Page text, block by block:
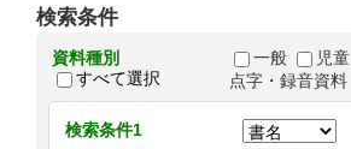
検索条件
資料種別
すべて選択
一般 児童
点字・録音資料
検索条件1